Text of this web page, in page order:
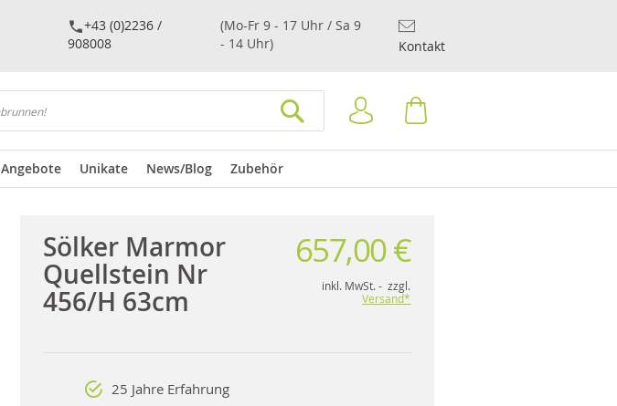
+43 (0)2236 /
908008
(Mo-Fr 9 - 17 Uhr / Sa 9
- 14 Uhr)
Kontakt
Anmelden
Angebote Unikate News/Blog Zubehör
Sölker Marmor
Quellstein Nr
456/H 63cm
657,00 €
inkl. MwSt. - zzgl.
Versand*
25 Jahre Erfahrung